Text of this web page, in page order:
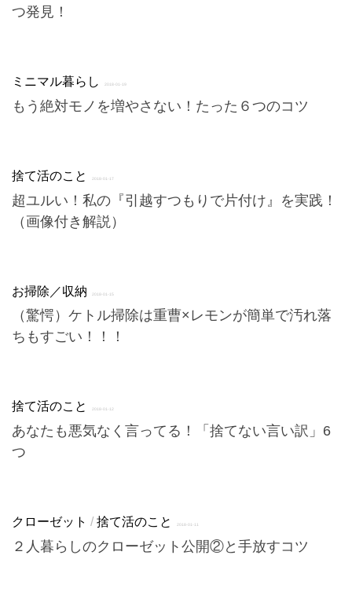
つ発見！
ミニマル暮らし 2018-01-19
もう絶対モノを増やさない！たった６つのコツ
捨て活のこと 2018-01-17
超ユルい！私の『引越すつもりで片付け』を実践！
（画像付き解説）
お掃除／収納 2018-01-15
（驚愕）ケトル掃除は重曹×レモンが簡単で汚れ落
ちもすごい！！！
捨て活のこと 2018-01-12
あなたも悪気なく言ってる！「捨てない言い訳」6
つ
クローゼット / 捨て活のこと 2018-01-11
２人暮らしのクローゼット公開②と手放すコツ